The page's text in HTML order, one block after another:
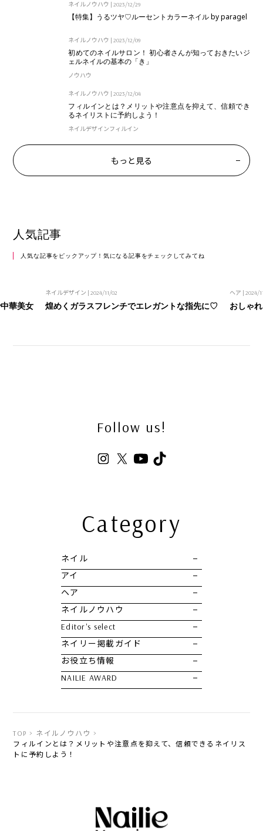
ネイルノウハウ |2023/12/29
【特集】うるツヤ♡ルーセントカラーネイル by paragel
ネイルノウハウ |2023/12/09
初めてのネイルサロン！ 初心者さんが知っておきたいジ
ェルネイルの基本の「き」
ノウハウ
ネイルノウハウ |2023/12/04
フィルインとは？メリットや注意点を抑えて、信頼でき
るネイリストに予約しよう！
ネイルデザインフィルイン
もっと見る
人気記事
人気な記事をピックアップ！気になる記事をチェックしてみてね
華美女
ネイルデザイン | 2024/11/02
煌めくガラスフレンチでエレガントな指先に♡
ヘア | 2024/
おしゃ
Follow us!
Category
ネイル
アイ
ヘア
ネイルノウハウ
Editor's select
ネイリー掲載ガイド
お役立ち情報
NAILIE AWARD
TOP
ネイルノウハウ
フィルインとは？メリットや注意点を抑えて、信頼できるネイリス
トに予約しよう！